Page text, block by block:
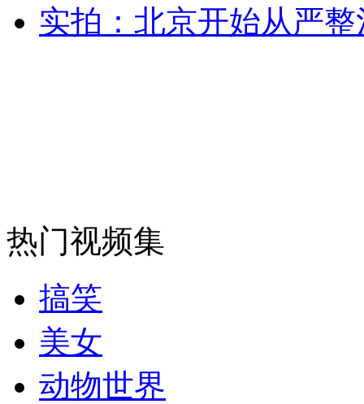
走！跟着总书记去植树
消防员救轻生者
纽约上演“枕头大战”
实拍：北京开始从严
热门视频集
搞笑
美女
动物世界